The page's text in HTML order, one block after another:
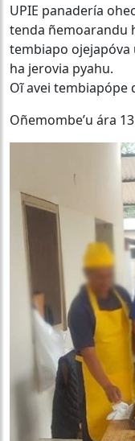
UPIE panadería
tenda ñemoarandu
tembiapo ojejapóva
ha jerovia pyahu.
Oĩ avei tembiapópe
Oñemombe’u ára